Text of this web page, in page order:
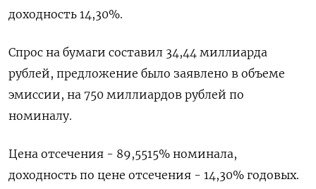
доходность 14,30%.
Спрос на бумаги составил 34,44 миллиарда
рублей, предложение было заявлено в объеме
эмиссии, на 750 миллиардов рублей по
номиналу.
Цена отсечения - 89,5515% номинала,
доходность по цене отсечения - 14,30% годовых.